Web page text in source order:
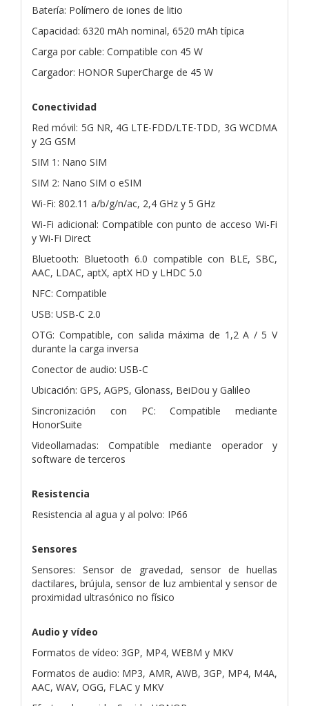
Batería: Polímero de iones de litio
Capacidad: 6320 mAh nominal, 6520 mAh típica
Carga por cable: Compatible con 45 W
Cargador: HONOR SuperCharge de 45 W
Conectividad
Red móvil: 5G NR, 4G LTE-FDD/LTE-TDD, 3G WCDMA
y 2G GSM
SIM 1: Nano SIM
SIM 2: Nano SIM o eSIM
Wi-Fi: 802.11 a/b/g/n/ac, 2,4 GHz y 5 GHz
Wi-Fi adicional: Compatible con punto de acceso Wi-Fi
y Wi-Fi Direct
Bluetooth: Bluetooth 6.0 compatible con BLE, SBC,
AAC, LDAC, aptX, aptX HD y LHDC 5.0
NFC: Compatible
USB: USB-C 2.0
OTG: Compatible, con salida máxima de 1,2 A / 5 V
durante la carga inversa
Conector de audio: USB-C
Ubicación: GPS, AGPS, Glonass, BeiDou y Galileo
Sincronización con PC: Compatible mediante
HonorSuite
Videollamadas: Compatible mediante operador y
software de terceros
Resistencia
Resistencia al agua y al polvo: IP66
Sensores
Sensores: Sensor de gravedad, sensor de huellas
dactilares, brújula, sensor de luz ambiental y sensor de
proximidad ultrasónico no físico
Audio y vídeo
Formatos de vídeo: 3GP, MP4, WEBM y MKV
Formatos de audio: MP3, AMR, AWB, 3GP, MP4, M4A,
AAC, WAV, OGG, FLAC y MKV